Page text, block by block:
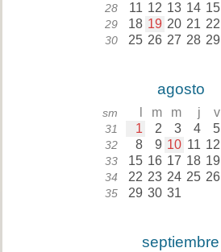
28 11 12 13 14 15
29 18 19 20 21 22
30 25 26 27 28 29
agosto
sm m m j v
31 1 2 3 4 5
32 8 9 10 11 12
33 15 16 17 18 19
34 22 23 24 25 26
35 29 30 31
septiembre